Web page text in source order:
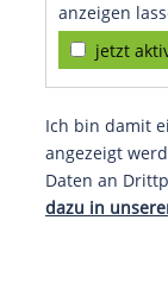
anzeigen
jetzt
Ich bin damit
angezeigt
Daten an
dazu in